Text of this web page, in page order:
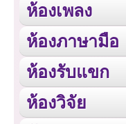
ห้องเพลง
ห้องภาษามือ
ห้องรับแขก
ห้องวิจัย